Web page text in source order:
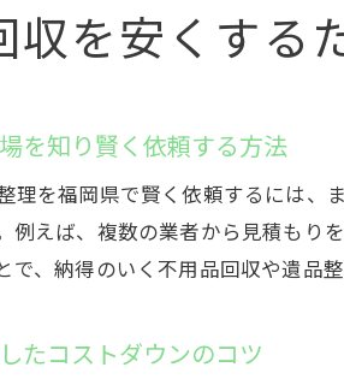
収を安くする
を知り賢く依頼する方法
理を福岡県で賢く依頼するには、
例えば、複数の業者から見積もり
で、納得のいく不用品回収や遺品
たコストダウンのコツ